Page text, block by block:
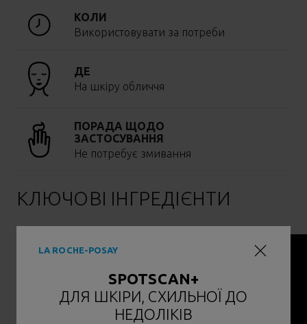
LA ROCHE-POSAY
SPOTSCAN+
ДЛЯ ШКІРИ, СХИЛЬНОЇ ДО
НЕДОЛІКІВ
КОЛИ
Використовувати за потреби
ДЕ
На шкіру обличчя
ПОРАДА ЩОДО
ЗАСТОСУВАННЯ
Не потребує змивання
КЛЮЧОВІ ІНГРЕДІЄНТИ